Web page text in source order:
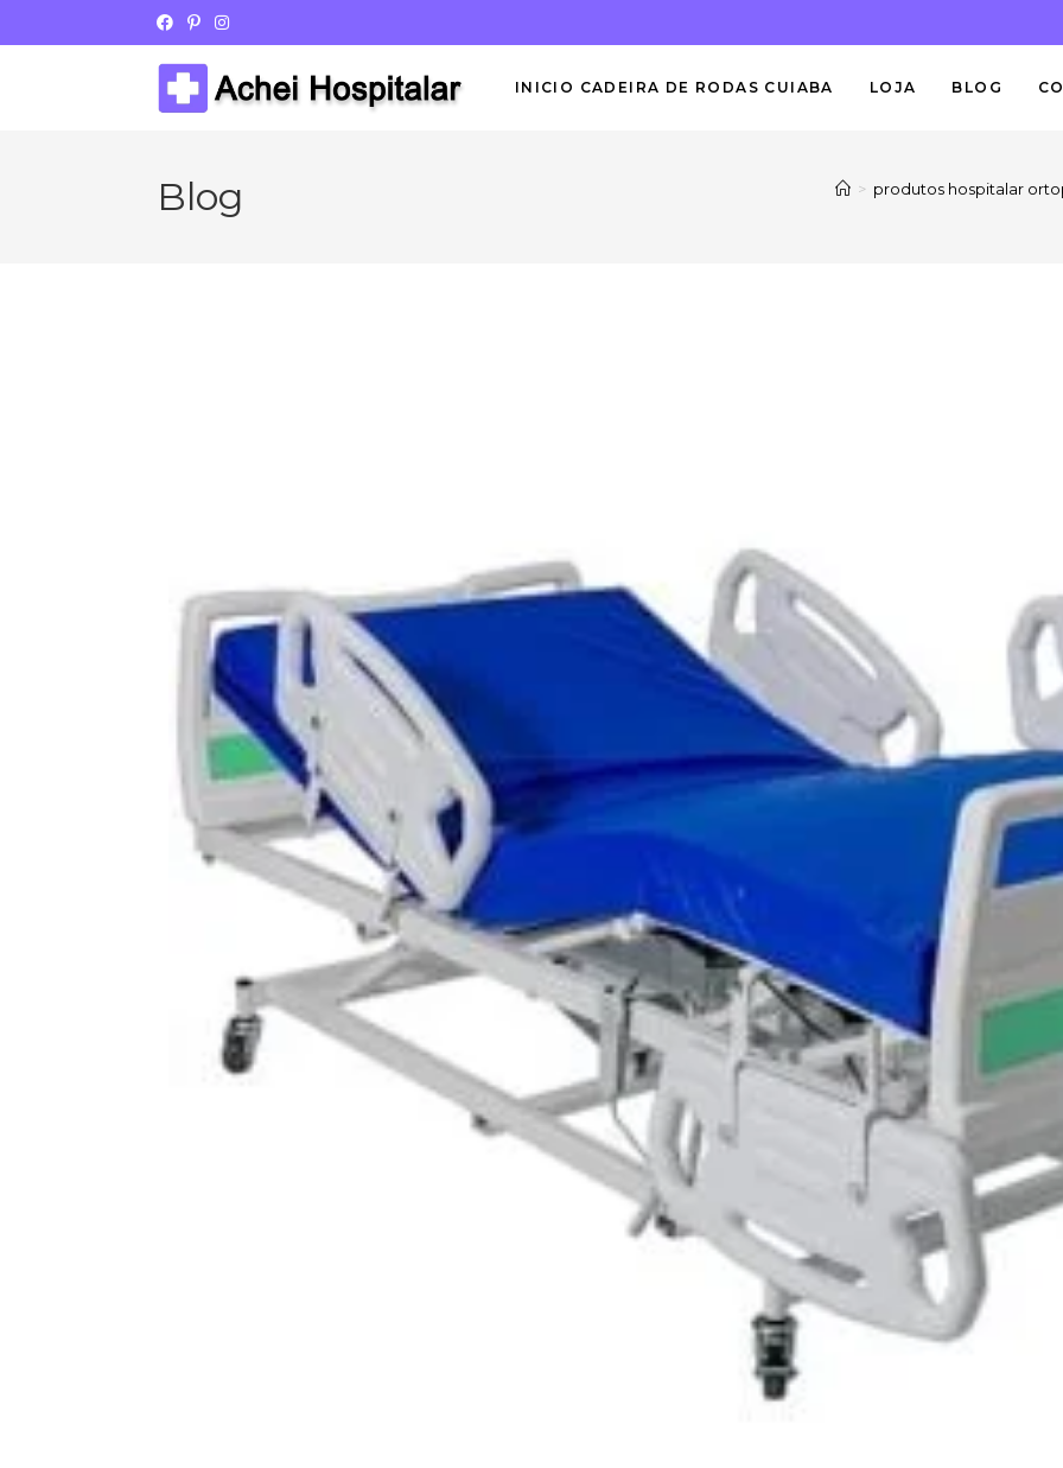
INICIO CADEIRA DE RODAS CUIABA LOJA BLOG
Blog > produtos hospitalar